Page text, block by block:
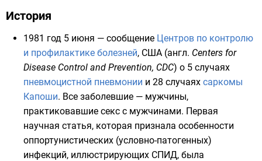
История
1981 год 5 июня — сообщение Центров по контролю
и профилактике болезней, США (англ. Centers for
Disease Control and Prevention, CDC) о 5 случаях
пневмоцистной пневмонии и 28 случаях саркомы
Капоши. Все заболевшие — мужчины,
практиковавшие секс с мужчинами. Первая
научная статья, которая признала особенности
оппортунистических (условно-патогенных)
инфекций, иллюстрирующих СПИД, была